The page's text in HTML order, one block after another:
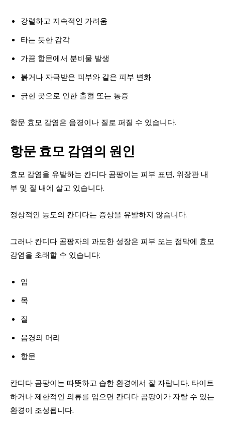
강렬하고 지속적인 가려움
타는 듯한 감각
가끔 항문에서 분비물 발생
붉거나 자극받은 피부와 같은 피부 변화
긁힌 곳으로 인한 출혈 또는 통증
항문 효모 감염은 음경이나 질로 퍼질 수 있습니다.
항문 효모 감염의 원인
효모 감염을 유발하는 칸디다 곰팡이는 피부 표면, 위장관 내
부 및 질 내에 살고 있습니다.
정상적인 농도의 칸디다는 증상을 유발하지 않습니다.
그러나 칸디다 곰팡자의 과도한 성장은 피부 또는 점막에 효모
감염을 초래할 수 있습니다:
입
목
질
음경의 머리
항문
칸디다 곰팡이는 따뜻하고 습한 환경에서 잘 자랍니다. 타이트
하거나 제한적인 의류를 입으면 칸디다 곰팡이가 자랄 수 있는
환경이 조성됩니다.